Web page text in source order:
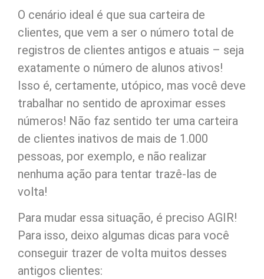
O cenário ideal é que sua carteira de
clientes, que vem a ser o número total de
registros de clientes antigos e atuais – seja
exatamente o número de alunos ativos!
Isso é, certamente, utópico, mas você deve
trabalhar no sentido de aproximar esses
números! Não faz sentido ter uma carteira
de clientes inativos de mais de 1.000
pessoas, por exemplo, e não realizar
nenhuma ação para tentar trazê-las de
volta!
Para mudar essa situação, é preciso AGIR!
Para isso, deixo algumas dicas para você
conseguir trazer de volta muitos desses
antigos clientes: